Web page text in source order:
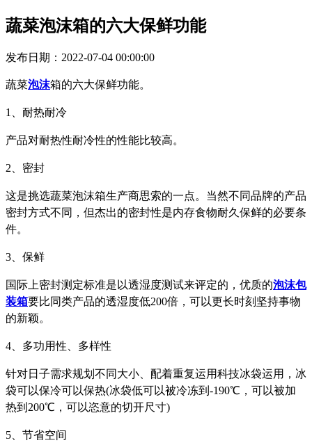
蔬菜泡沫箱的六大保鲜功能
发布日期：2022-07-04 00:00:00
蔬菜泡沫箱的六大保鲜功能。
1、耐热耐冷
产品对耐热性耐冷性的性能比较高。
2、密封
这是挑选蔬菜泡沫箱生产商思索的一点。当然不同品牌的产品
密封方式不同，但杰出的密封性是内存食物耐久保鲜的必要条
件。
3、保鲜
国际上密封测定标准是以透湿度测试来评定的，优质的泡沫包
装箱要比同类产品的透湿度低200倍，可以更长时刻坚持事物
的新颖。
4、多功用性、多样性
针对日子需求规划不同大小、配着重复运用科技冰袋运用，冰
袋可以保冷可以保热(冰袋低可以被冷冻到-190℃，可以被加
热到200℃，可以恣意的切开尺寸)
5、节省空间